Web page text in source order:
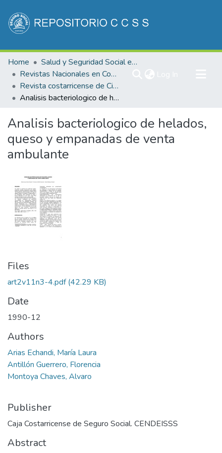
Communities & Collections
All of DSpace
Statistics
Home
Salud y Seguridad Social en Costa Rica
Revistas Nacionales en Costa Rica
Revista costarricense de Ciencias Médicas
Analisis bacteriologico de helados, queso y empanadas de venta ambulante
Analisis bacteriologico de helados,
queso y empanadas de venta
ambulante
Files
art2v11n3-4.pdf(42.29 KB)
Date
1990-12
Authors
Arias Echandi, María Laura
Antillón Guerrero, Florencia
Montoya Chaves, Alvaro
Publisher
Caja Costarricense de Seguro Social. CENDEISSS
Abstract